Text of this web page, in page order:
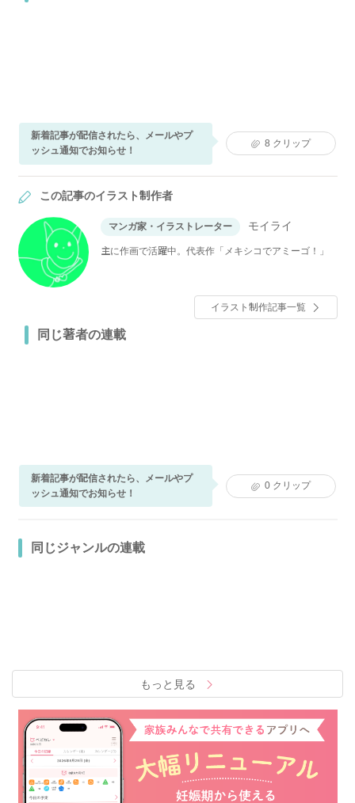
新着記事が配信されたら、メールやプ
ッシュ通知でお知らせ！
8 クリップ
この記事のイラスト制作者
マンガ家・イラストレーター モイライ
主に作画で活躍中。代表作「メキシコでアミーゴ！」
イラスト制作記事一覧
同じ著者の連載
新着記事が配信されたら、メールやプ
ッシュ通知でお知らせ！
0 クリップ
同じジャンルの連載
もっと見る